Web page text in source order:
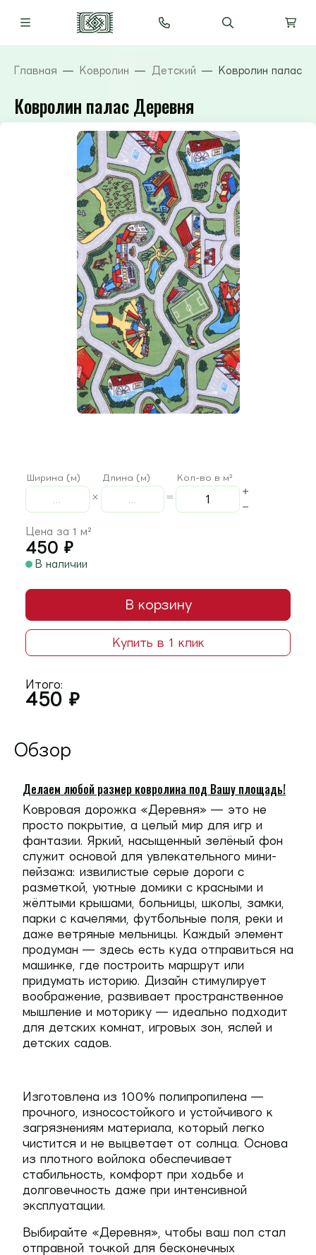
Главная Ковролин Детский Ковролин палас
Ковролин палас Деревня
Ширина (м) Длина (м) Кол-во в м²
Цена за 1 м²
450 ₽
В наличии
В корзину
Купить в 1 клик
Итого:
450 ₽
Обзор
Делаем любой размер ковролина под Вашу площадь!
Ковровая дорожка «Деревня» — это не
просто покрытие, а целый мир для игр и
фантазии. Яркий, насыщенный зелёный фон
служит основой для увлекательного мини-
пейзажа: извилистые серые дороги с
разметкой, уютные домики с красными и
жёлтыми крышами, больницы, школы, замки,
парки с качелями, футбольные поля, реки и
даже ветряные мельницы. Каждый элемент
продуман — здесь есть куда отправиться на
машинке, где построить маршрут или
придумать историю. Дизайн стимулирует
воображение, развивает пространственное
мышление и моторику — идеально подходит
для детских комнат, игровых зон, яслей и
детских садов.
Изготовлена из 100% полипропилена —
прочного, износостойкого и устойчивого к
загрязнениям материала, который легко
чистится и не выцветает от солнца. Основа
из плотного войлока обеспечивает
стабильность, комфорт при ходьбе и
долговечность даже при интенсивной
эксплуатации.
Выбирайте «Деревня», чтобы ваш пол стал
отправной точкой для бесконечных